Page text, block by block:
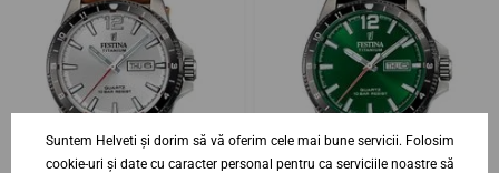
Suntem Helveti și dorim să vă oferim cele mai bune servicii. Folosim
cookie-uri și date cu caracter personal pentru ca serviciile noastre să